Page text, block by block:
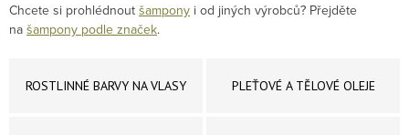
Chcete si prohlédnout šampony i od jiných výrobců? Přejděte
na šampony podle značek.
ROSTLINNÉ BARVY NA VLASY PLEŤOVÉ A TĚLOVÉ OLEJE